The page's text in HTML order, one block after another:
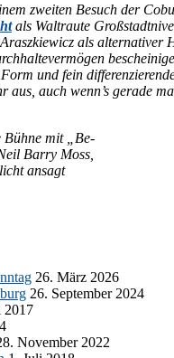
zwei­ten Be­such der
als Wal­trau­te
als
und fein
aus, auch wenn’s ge­ra­de
Büh­ne mit „Be­
Bar­ry Moss,
ansagt
26. März 2026
26. Sep­tem­ber 2024
2017
No­vem­ber 2022